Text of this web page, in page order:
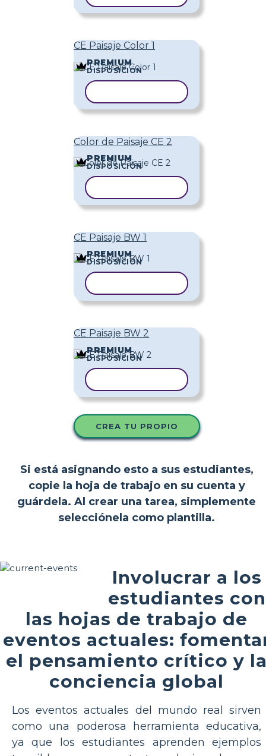
CE Paisaje Color 1
PREMIUM
DISPOSICIÓN
Color de Paisaje CE 2
PREMIUM
DISPOSICIÓN
CE Paisaje BW 1
PREMIUM
DISPOSICIÓN
CE Paisaje BW 2
PREMIUM
DISPOSICIÓN
CREA TU PROPIO
Si está asignando esto a sus estudiantes,
copie la hoja de trabajo en su cuenta y
guárdela. Al crear una tarea, simplemente
selecciónela como plantilla.
Involucrar a los
estudiantes con
las hojas de trabajo de
eventos actuales:
el pensamiento crítico y
conciencia global
Los eventos actuales del mundo real sirven
como una poderosa herramienta educativa,
ya que los estudiantes aprenden ejemplos